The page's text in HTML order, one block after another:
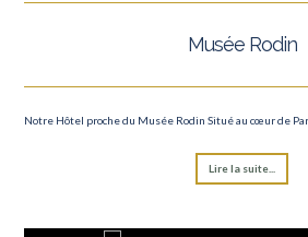
Musée Rodin
Notre Hôtel proche du Musée Rodin Situé au cœur de
Lire la suite...